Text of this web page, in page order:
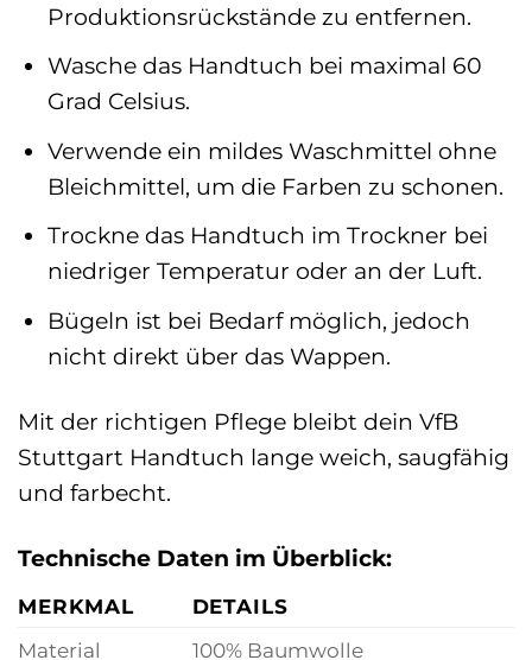
Produktionsrückstände zu entfernen.
Wasche das Handtuch bei maximal 60
Grad Celsius.
Verwende ein mildes Waschmittel ohne
Bleichmittel, um die Farben zu schonen.
Trockne das Handtuch im Trockner bei
niedriger Temperatur oder an der Luft.
Bügeln ist bei Bedarf möglich, jedoch
nicht direkt über das Wappen.
Mit der richtigen Pflege bleibt dein VfB
Stuttgart Handtuch lange weich, saugfähig
und farbecht.
Technische Daten im Überblick:
MERKMAL
DETAILS
Material
100% Baumwolle